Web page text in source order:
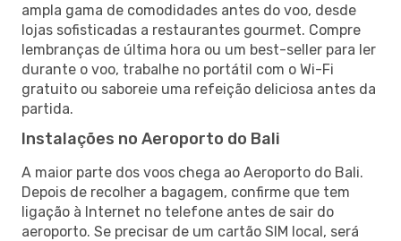
ampla gama de comodidades antes do voo, desde
lojas sofisticadas a restaurantes gourmet. Compre
lembranças de última hora ou um best-seller para ler
durante o voo, trabalhe no portátil com o Wi-Fi
gratuito ou saboreie uma refeição deliciosa antes da
partida.
Instalações no Aeroporto do Bali
A maior parte dos voos chega ao Aeroporto do Bali.
Depois de recolher a bagagem, confirme que tem
ligação à Internet no telefone antes de sair do
aeroporto. Se precisar de um cartão SIM local, será